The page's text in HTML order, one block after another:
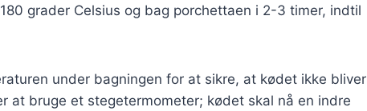
grader Celsius og bag porchettaen i 2-3 timer, indtil
under bagningen for at sikre, at kødet ikke bliver
at bruge et stegetermometer; kødet skal nå en indre